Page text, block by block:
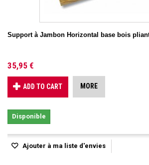
Support à Jambon Horizontal base bois
35,95 €
ADD TO CART MORE
Disponible
Ajouter à ma liste d'envies